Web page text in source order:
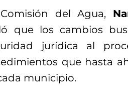
del Agua,
que los cambios
jurídica al
que hasta
municipio.